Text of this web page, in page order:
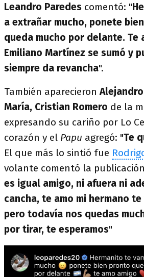
Leandro Paredes comentó: "
a extrañar mucho, ponete
queda mucho por delante. Te
Emiliano Martínez se sumó y
siempre da revancha".
También aparecieron
María, Cristian Romero de la
expresando su cariño por Lo
corazón y el Papu agregó: "Te
El que más lo sintió fue
volante comentó la
es igual amigo, ni afuera ni
cancha, te amo mi hermano
pero todavía nos quedas
por tirar, te esperamos"